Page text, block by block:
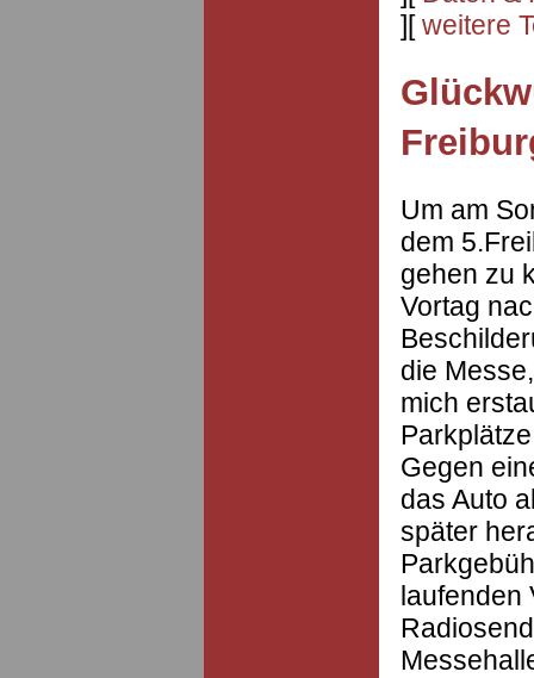
][weitere
Um am
dem
gehen zu
Vortag
die
mich
Gegen
das Auto
später